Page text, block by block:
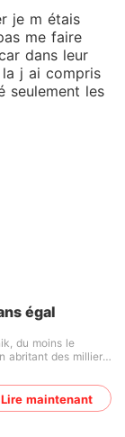
je m étais
me faire
dans leur
j ai compris
seulement les
égal
du moins le
abritant des milliers
qui occupait
a rompu leur
évident et le lui
Lire maintenant